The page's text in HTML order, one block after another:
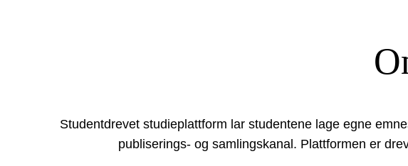
Studentdrevet studieplattform lar studentene lage egne
publiserings- og samlingskanal. Plattformen er